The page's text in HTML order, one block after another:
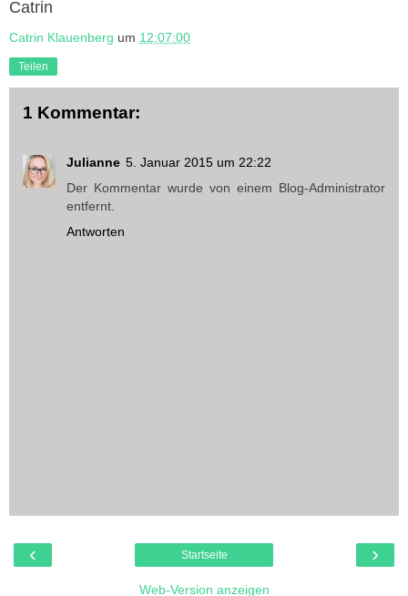
Catrin
Catrin Klauenberg um 12:07:00
Teilen
1 Kommentar:
Julianne 5. Januar 2015 um 22:22
Der Kommentar wurde von einem Blog-Administrator
entfernt.
Antworten
‹ ›
Startseite
Web-Version anzeigen